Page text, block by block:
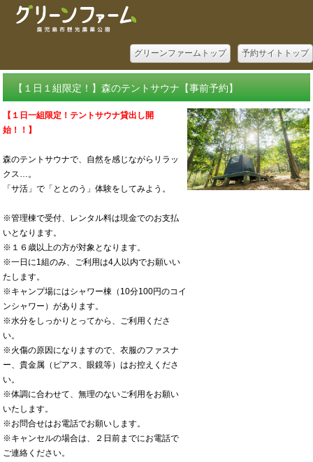
予約サイトトップ
グリーンファームトップ
【１日１組限定！】森のテントサウナ【事前予約】
【１日一組限定！テントサウナ貸出し開
始！！】
森のテントサウナで、自然を感じながらリラッ
クス…。
「サ活」で「ととのう」体験をしてみよう。
※管理棟で受付、レンタル料は現金でのお支払
いとなります。
※１６歳以上の方が対象となります。
※一日に1組のみ、ご利用は4人以内でお願いい
たします。
※キャンプ場にはシャワー棟（10分100円のコイ
ンシャワー）があります。
※水分をしっかりとってから、ご利用くださ
い。
※火傷の原因になりますので、衣服のファスナ
ー、貴金属（ピアス、眼鏡等）はお控えくださ
い。
※体調に合わせて、無理のないご利用をお願い
いたします。
※お問合せはお電話でお願いします。
※キャンセルの場合は、２日前までにお電話で
ご連絡ください。